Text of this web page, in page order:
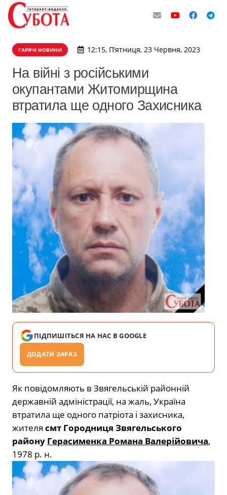
ГАРЯЧІ НОВИНИ 12:15, П’ятниця, 23 Червня, 2023
На війні з російськими
окупантами Житомирщина
втратила ще одного Захисника
ПІДПИШІТЬСЯ НА НАС В GOOGLE
ДОДАТИ ЗАРАЗ
Як повідомляють в Звягельській районній
державній адміністрації, на жаль, Україна
втратила ще одного патріота і захисника,
жителя смт Городниця Звягельського
району Герасименка Романа Валерійовича,
1978 р. н.